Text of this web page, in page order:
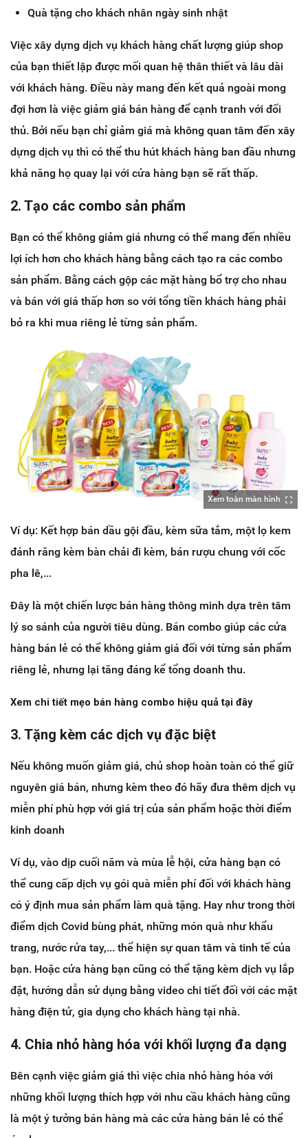
Quà tặng cho khách nhân ngày sinh nhật
Việc xây dựng dịch vụ khách hàng chất lượng giúp shop
của bạn thiết lập được mối quan hệ thân thiết và lâu dài
với khách hàng. Điều này mang đến kết quả ngoài mong
đợi hơn là việc giảm giá bán hàng để cạnh tranh với đối
thủ. Bởi nếu bạn chỉ giảm giá mà không quan tâm đến xây
dựng dịch vụ thì có thể thu hút khách hàng ban đầu nhưng
khả năng họ quay lại với cửa hàng bạn sẽ rất thấp.
2. Tạo các combo sản phẩm
Bạn có thể không giảm giá nhưng có thể mang đến nhiều
lợi ích hơn cho khách hàng bằng cách tạo ra các combo
sản phẩm. Bằng cách gộp các mặt hàng bổ trợ cho nhau
và bán với giá thấp hơn so với tổng tiền khách hàng phải
bỏ ra khi mua riêng lẻ từng sản phẩm.
Xem toàn màn hình
Ví dụ: Kết hợp bán dầu gội đầu, kèm sữa tắm, một lọ kem
đánh răng kèm bàn chải đi kèm, bán rượu chung với cốc
pha lê,...
Đây là một chiến lược bán hàng thông minh dựa trên tâm
lý so sánh của người tiêu dùng. Bán combo giúp các cửa
hàng bán lẻ có thể không giảm giá đối với từng sản phẩm
riêng lẻ, nhưng lại tăng đáng kể tổng doanh thu.
Xem chi tiết mẹo bán hàng combo hiệu quả tại đây
3. Tặng kèm các dịch vụ đặc biệt
Nếu không muốn giảm giá, chủ shop hoàn toàn có thể giữ
nguyên giá bán, nhưng kèm theo đó hãy đưa thêm dịch vụ
miễn phí phù hợp với giá trị của sản phẩm hoặc thời điểm
kinh doanh
Ví dụ, vào dịp cuối năm và mùa lễ hội, cửa hàng bạn có
thể cung cấp dịch vụ gói quà miễn phí đối với khách hàng
có ý định mua sản phẩm làm quà tặng. Hay như trong thời
điểm dịch Covid bùng phát, những món quà như khẩu
trang, nước rửa tay,... thể hiện sự quan tâm và tinh tế của
bạn. Hoặc cửa hàng bạn cũng có thể tặng kèm dịch vụ lắp
đặt, hướng dẫn sử dụng bằng video chi tiết đối với các mặt
hàng điện tử, gia dụng cho khách hàng tại nhà.
4. Chia nhỏ hàng hóa với khối lượng đa dạng
Bên cạnh việc giảm giá thì việc chia nhỏ hàng hóa với
những khối lượng thích hợp với nhu cầu khách hàng cũng
là một ý tưởng bán hàng mà các cửa hàng bán lẻ có thể